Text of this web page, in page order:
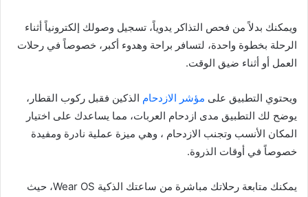
ويمكنك بدلاً من فحص التذاكر يدوياً، تسجيل وصولك إلكترونياً أثناء
الرحلة بخطوة واحدة، لتسافر براحة وهدوء أكبر، خصوصاً في رحلات
العمل أو أثناء ضيق الوقت.
ويحتوي التطبيق على مؤشر الازدحام الذكين فقبل ركوب القطار،
يوضح لك التطبيق مدى ازدحام العربات، مما يساعدك على اختيار
المكان الأنسب وتجنب الازدحام ، وهي ميزة عملية نادرة ومفيدة
خصوصاً في أوقات الذروة.
يمكنك متابعة رحلاتك مباشرة من ساعتك الذكية Wear OS، حيث